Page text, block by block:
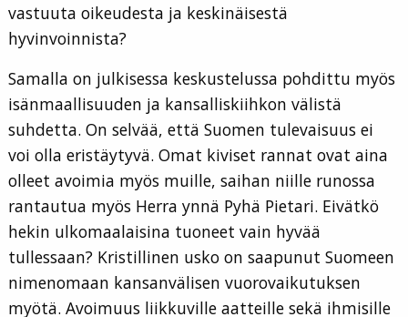
vastuuta oikeudesta ja keskinäisestä
hyvinvoinnista?
Samalla on julkisessa keskustelussa pohdittu myös
isänmaallisuuden ja kansalliskiihkon välistä
suhdetta. On selvää, että Suomen tulevaisuus ei
voi olla eristäytyvä. Omat kiviset rannat ovat aina
olleet avoimia myös muille, saihan niille runossa
rantautua myös Herra ynnä Pyhä Pietari. Eivätkö
hekin ulkomaalaisina tuoneet vain hyvää
tullessaan? Kristillinen usko on saapunut Suomeen
nimenomaan kansanvälisen vuorovaikutuksen
myötä. Avoimuus liikkuville aatteille sekä ihmisille